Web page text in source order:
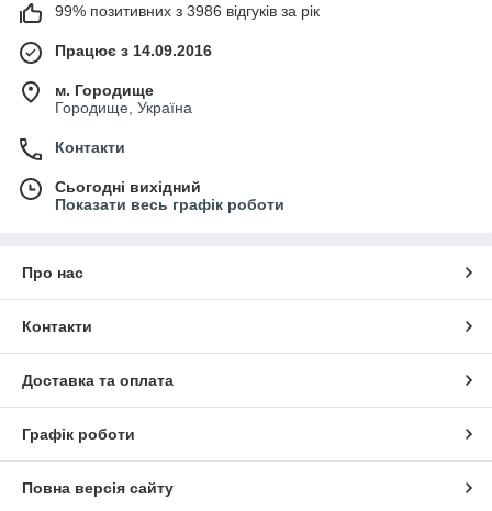
99% позитивних з 3986 відгуків за рік
Працює з 14.09.2016
м. Городище
Городище, Україна
Контакти
Сьогодні вихідний
Показати весь графік роботи
Про нас
Контакти
Доставка та оплата
Графік роботи
Повна версія сайту